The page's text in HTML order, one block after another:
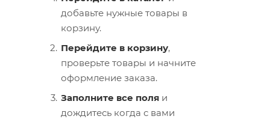
добавьте нужные товары в
корзину.
Перейдите в корзину,
проверьте товары и начните
оформление заказа.
Заполните все поля и
дождитесь когда с вами